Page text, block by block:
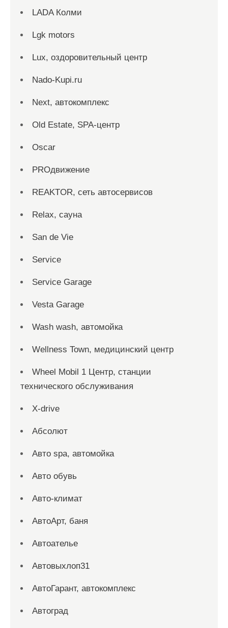
LADA Колми
Lgk motors
Lux, оздоровительный центр
Nado-Kupi.ru
Next, автокомплекс
Old Estate, SPA-центр
Oscar
PROдвижение
REAKTOR, сеть автосервисов
Relax, сауна
San dе Vie
Service
Service Garage
Vesta Garage
Wash wash, автомойка
Wellness Town, медицинский центр
Wheel Mobil 1 Центр, станции
технического обслуживания
X-drive
Абсолют
Авто spa, автомойка
Авто обувь
Авто-климат
АвтоАрт, баня
Автоателье
Автовыхлоп31
АвтоГарант, автокомплекс
Автоград